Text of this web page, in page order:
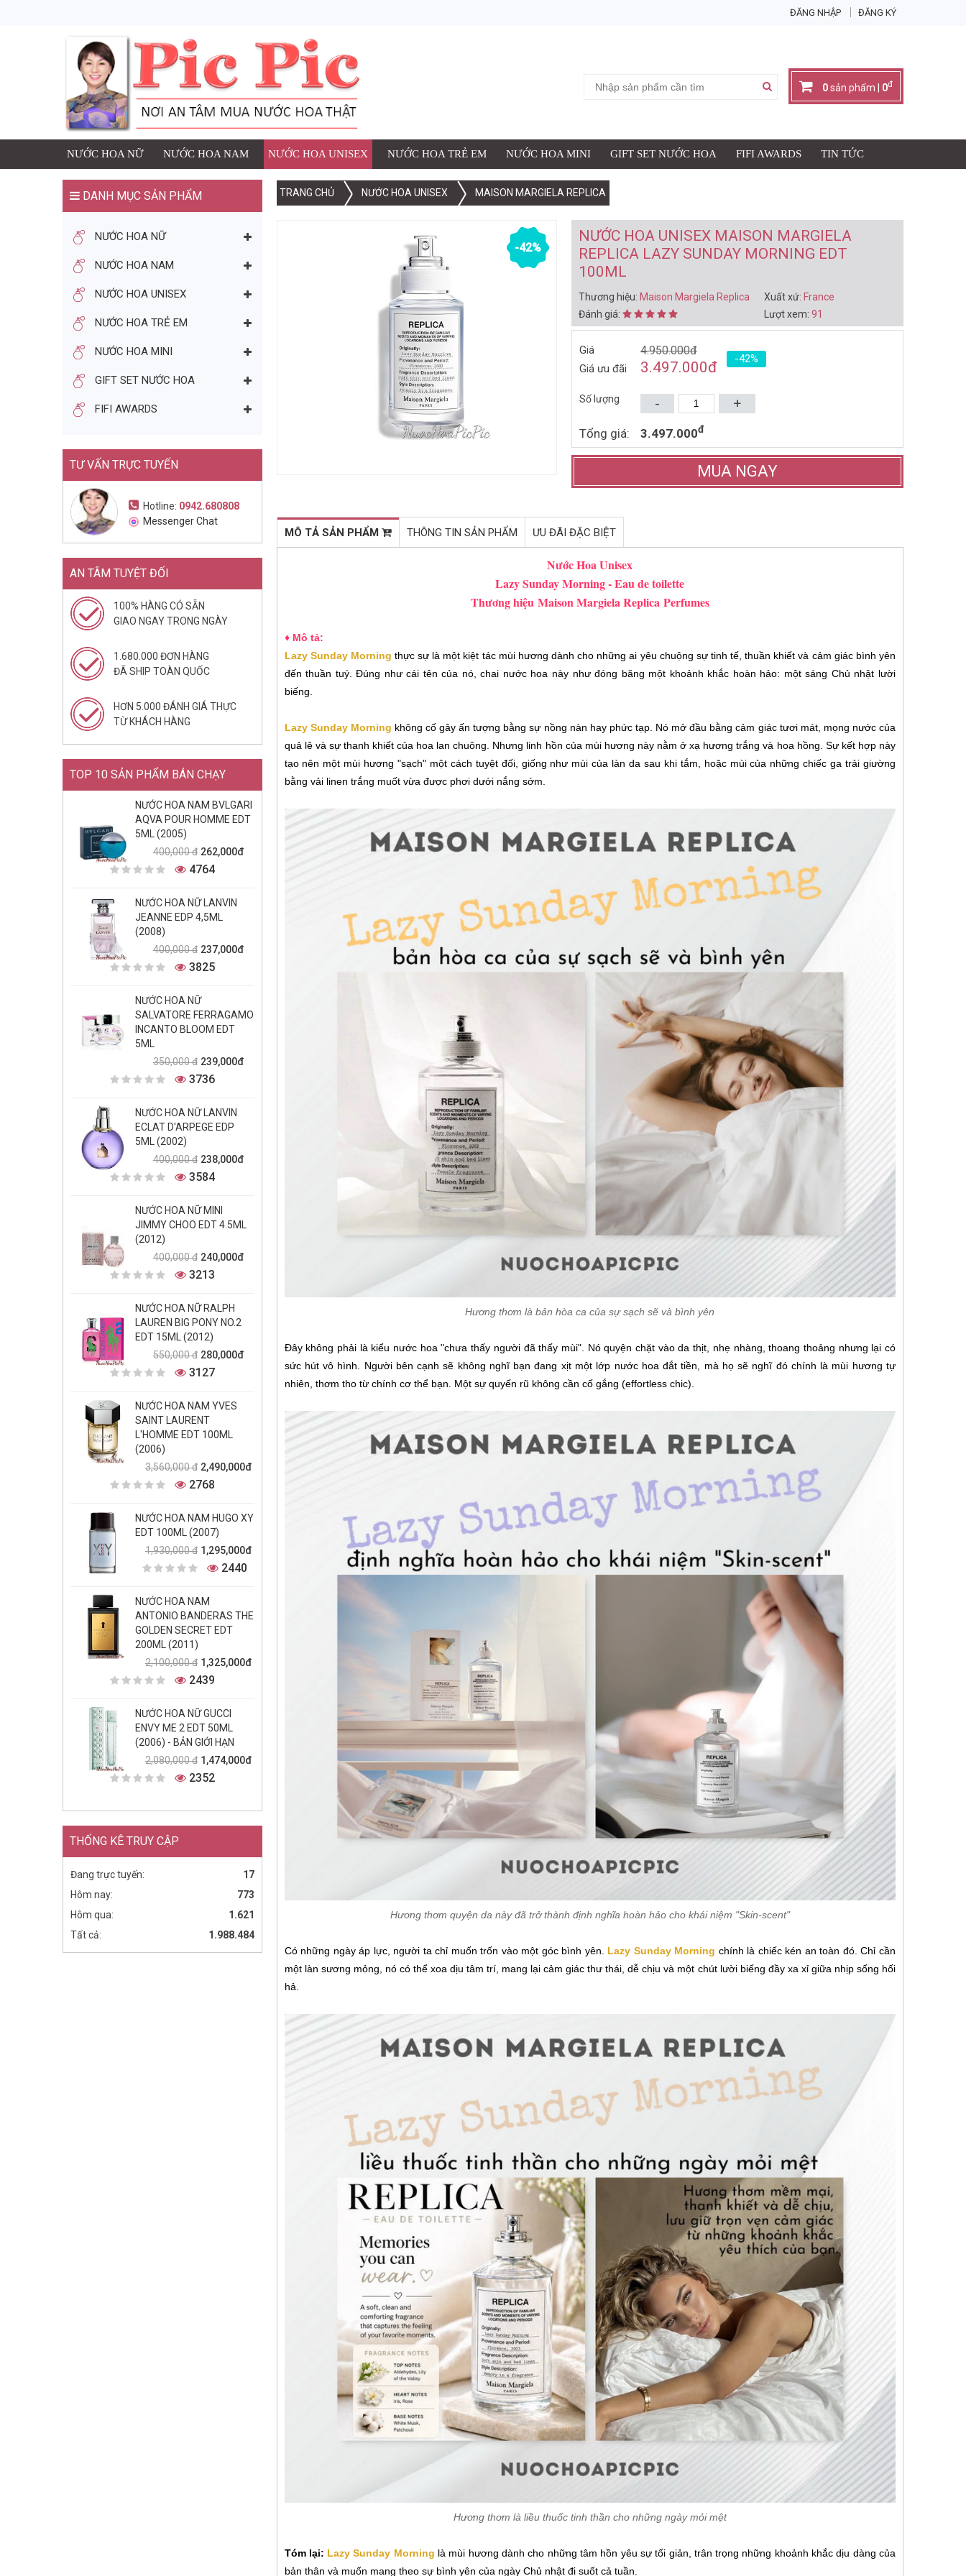
ĐĂNG NHẬP ĐĂNG KÝ
0sản phẩm | 0đ
NƯỚC HOA NỮ NƯỚC HOA NAM NƯỚC HOA UNISEX NƯỚC HOA TRẺ EM NƯỚC HOA MINI GIFT SET NƯỚC HOA FIFI AWARDS TIN TỨC
DANH MỤC SẢN PHẨM
NƯỚC HOA NỮ
NƯỚC HOA NAM
NƯỚC HOA UNISEX
NƯỚC HOA TRẺ EM
NƯỚC HOA MINI
GIFT SET NƯỚC HOA
FIFI AWARDS
TƯ VẤN TRỰC TUYẾN
Hotline: 0942.680808
Messenger Chat
AN TÂM TUYỆT ĐỐI
100% HÀNG CÓ SẴN
GIAO NGAY TRONG NGÀY
1.680.000 ĐƠN HÀNG
ĐÃ SHIP TOÀN QUỐC
HƠN 5.000 ĐÁNH GIÁ THỰC
TỪ KHÁCH HÀNG
TOP 10 SẢN PHẨM BÁN CHẠY
NƯỚC HOA NAM BVLGARI
AQVA POUR HOMME EDT
5ML (2005)
400,000 đ 262,000đ
4764
NƯỚC HOA NỮ LANVIN
JEANNE EDP 4,5ML
(2008)
400,000 đ 237,000đ
3825
NƯỚC HOA NỮ
SALVATORE FERRAGAMO
INCANTO BLOOM EDT
5ML
350,000 đ 239,000đ
3736
NƯỚC HOA NỮ LANVIN
ECLAT D'ARPEGE EDP
5ML (2002)
400,000 đ 238,000đ
3584
NƯỚC HOA NỮ MINI
JIMMY CHOO EDT 4.5ML
(2012)
400,000 đ 240,000đ
3213
NƯỚC HOA NỮ RALPH
LAUREN BIG PONY NO.2
EDT 15ML (2012)
550,000 đ 280,000đ
3127
NƯỚC HOA NAM YVES
SAINT LAURENT
L'HOMME EDT 100ML
(2006)
3,560,000 đ 2,490,000đ
2768
NƯỚC HOA NAM HUGO XY
EDT 100ML (2007)
1,930,000 đ 1,295,000đ
2440
NƯỚC HOA NAM
ANTONIO BANDERAS THE
GOLDEN SECRET EDT
200ML (2011)
2,100,000 đ 1,325,000đ
2439
NƯỚC HOA NỮ GUCCI
ENVY ME 2 EDT 50ML
(2006) - BẢN GIỚI HẠN
2,080,000 đ 1,474,000đ
2352
THỐNG KÊ TRUY CẬP
Đang trực tuyến:
17
Hôm nay:
773
Hôm qua:
1.621
Tất cả:
1.988.484
TRANG CHỦ NƯỚC HOA UNISEX MAISON MARGIELA REPLICA
-42%
NƯỚC HOA UNISEX MAISON MARGIELA
REPLICA LAZY SUNDAY MORNING EDT
100ML
Thương hiệu: Maison Margiela Replica Xuất xứ: France
Đánh giá:
Lượt xem:91
Giá 4.950.000đ
Giá ưu đãi 3.497.000đ -42%
Số lượng +
-
Tổng giá: 3.497.000đ
MUA NGAY
1 SẢN PHẨM ĐÃ ĐƯỢC THÊM VÀO GIỎ HÀNG
NƯỚC HOA UNISEX MAISON MARGIELA REPLICA LAZY SUNDAY MORNING EDT 100ML
Thương hiệu: Maison Margiela Replica
Số lượng:
Giá: đ
TIẾP TỤC MUA HÀNG
BẠN CÓ THỂ THÍCH
LAGERFELD FOR HER EDP
400.000đ
Mua ngay
NƯỚC HOA NỮ KARL
LAGERFELD FOR HER EDP
85ML (2014)
1.770.000đ 1.081.000đ
Mua ngay
NƯỚC HOA NỮ CACHAREL
Mua ngay
NƯỚC HOA NỮ CACHAREL
NOA EDT 50ML (1998)
Mua ngay
MÔ TẢ SẢN PHẨM THÔNG TIN SẢN PHẨM ƯU ĐÃI ĐẶC BIỆT
Nước Hoa Unisex
Lazy Sunday Morning - Eau de toilette
Thương hiệu Maison Margiela Replica Perfumes
♦ Mô tả:
Lazy Sunday Morning thực sự là một kiệt tác mùi hương dành cho những ai yêu chuộng sự tinh tế, thuần khiết và cảm giác bình yên
đến thuần tuý. Đúng như cái tên của nó, chai nước hoa này như đóng băng một khoảnh khắc hoàn hảo: một sáng Chủ nhật lười
biếng.
Lazy Sunday Morning không cố gây ấn tượng bằng sự nồng nàn hay phức tạp. Nó mở đầu bằng cảm giác tươi mát, mọng nước của
quả lê và sự thanh khiết của hoa lan chuông. Nhưng linh hồn của mùi hương này nằm ở xạ hương trắng và hoa hồng. Sự kết hợp này
tạo nên một mùi hương "sạch" một cách tuyệt đối, giống như mùi của làn da sau khi tắm, hoặc mùi của những chiếc ga trải giường
bằng vải linen trắng muốt vừa được phơi dưới nắng sớm.
Hương thơm là bản hòa ca của sự sạch sẽ và bình yên
Đây không phải là kiểu nước hoa "chưa thấy người đã thấy mùi". Nó quyện chặt vào da thịt, nhẹ nhàng, thoang thoảng nhưng lại có
sức hút vô hình. Người bên cạnh sẽ không nghĩ bạn đang xịt một lớp nước hoa đắt tiền, mà họ sẽ nghĩ đó chính là mùi hương tự
nhiên, thơm tho từ chính cơ thể bạn. Một sự quyến rũ không cần cố gắng (effortless chic).
Hương thơm quyện da này đã trở thành định nghĩa hoàn hảo cho khái niệm "Skin-scent"
Có những ngày áp lực, người ta chỉ muốn trốn vào một góc bình yên. Lazy Sunday Morning chính là chiếc kén an toàn đó. Chỉ cần
một làn sương mỏng, nó có thể xoa dịu tâm trí, mang lại cảm giác thư thái, dễ chịu và một chút lười biếng đầy xa xỉ giữa nhịp sống hối
hả.
Hương thơm là liều thuốc tinh thần cho những ngày mỏi mệt
Tóm lại: Lazy Sunday Morning là mùi hương dành cho những tâm hồn yêu sự tối giản, trân trọng những khoảnh khắc dịu dàng của
bản thân và muốn mang theo sự bình yên của ngày Chủ nhật đi suốt cả tuần.